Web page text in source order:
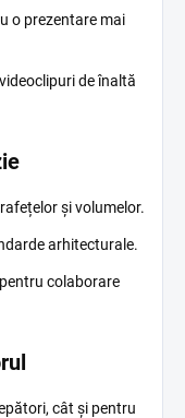
o prezentare mai
de înaltă
și volumelor.
arhitecturale.
colaborare
cât și pentru